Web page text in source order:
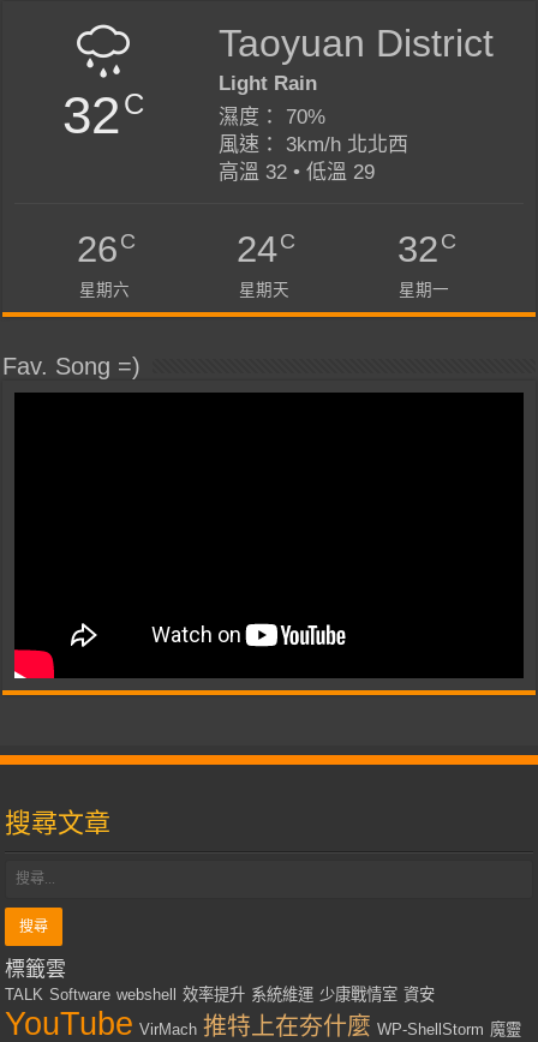
32C
Taoyuan District
Light Rain
濕度： 70%
風速： 3km/h 北北西
高溫 32 • 低溫 29
26C
星期六
24C
星期天
32C
星期一
Fav. Song =)
搜尋文章
標籤雲
TALK Software webshell 效率提升 系統維運 少康戰情室 資安
YouTube VirMach 推特上在夯什麼 WP-ShellStorm 魔靈